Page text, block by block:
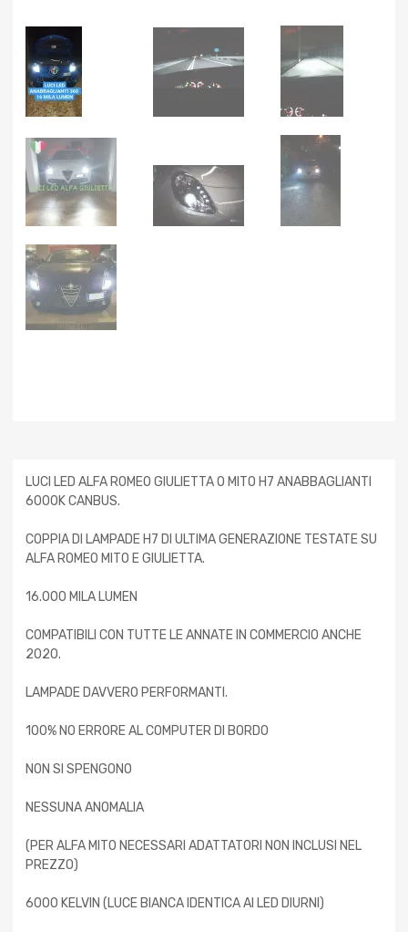
LUCI LED ALFA ROMEO GIULIETTA O MITO H7 ANABBAGLIANTI
6000K CANBUS.
COPPIA DI LAMPADE H7 DI ULTIMA GENERAZIONE TESTATE SU
ALFA ROMEO MITO E GIULIETTA.
16.000 MILA LUMEN
COMPATIBILI CON TUTTE LE ANNATE IN COMMERCIO ANCHE
2020.
LAMPADE DAVVERO PERFORMANTI.
100% NO ERRORE AL COMPUTER DI BORDO
NON SI SPENGONO
NESSUNA ANOMALIA
(PER ALFA MITO NECESSARI ADATTATORI NON INCLUSI NEL
PREZZO)
6000 KELVIN (LUCE BIANCA IDENTICA AI LED DIURNI)